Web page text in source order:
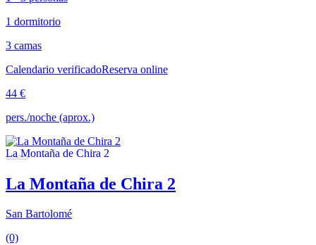
1 dormitorio
3 camas
Calendario verificadoReserva online
44 €
pers./noche (aprox.)
La Montaña de Chira 2
San Bartolomé
(0)